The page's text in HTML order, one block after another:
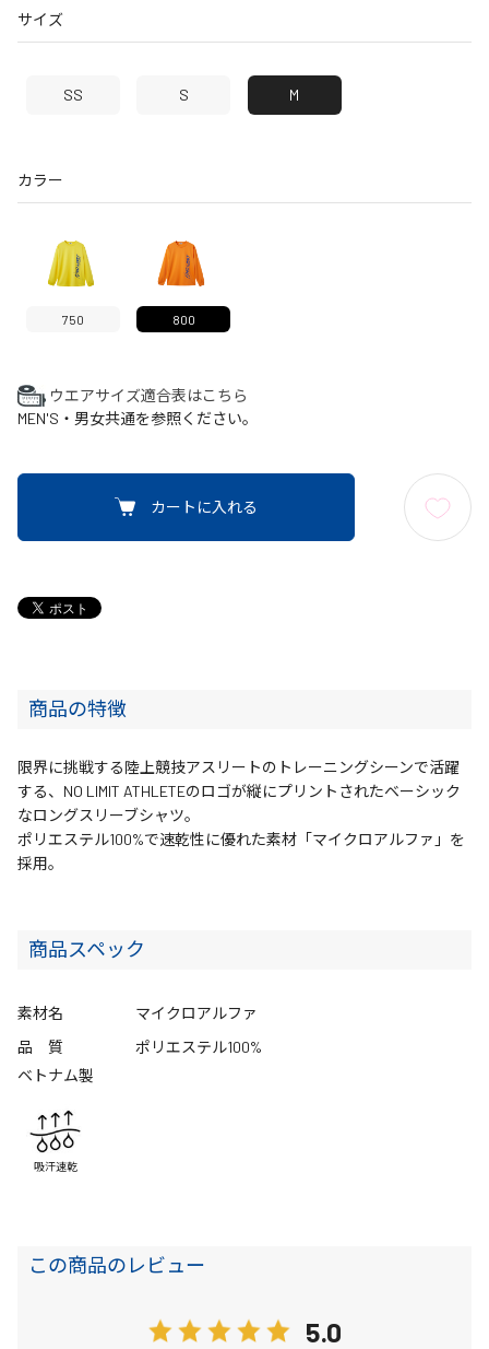
サイズ
SS S M
カラー
750 800
ウエアサイズ適合表はこちら
MEN'S・男女共通を参照ください。
カートに入れる
商品の特徴
限界に挑戦する陸上競技アスリートのトレーニングシーンで活躍
する、NO LIMIT ATHLETEのロゴが縦にプリントされたベーシック
なロングスリーブシャツ。
ポリエステル100%で速乾性に優れた素材「マイクロアルファ」を
採用。
商品スペック
素材名
マイクロアルファ
品 質
ポリエステル100%
ベトナム製
吸汗速乾
この商品のレビュー
5.0